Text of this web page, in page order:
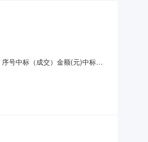
号中标（成交）金额(元)中标供
评审专家抽取规则六、评审专